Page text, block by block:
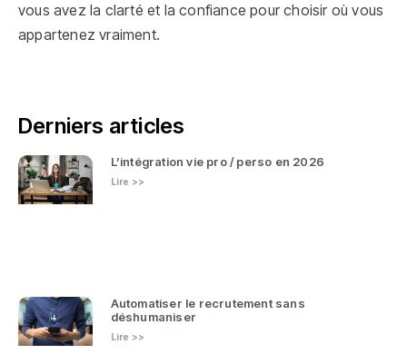
vous avez la clarté et la confiance pour choisir où vous
appartenez vraiment.
Derniers articles
L’intégration vie pro / perso en 2026
Lire >>
Automatiser le recrutement sans
déshumaniser
Lire >>